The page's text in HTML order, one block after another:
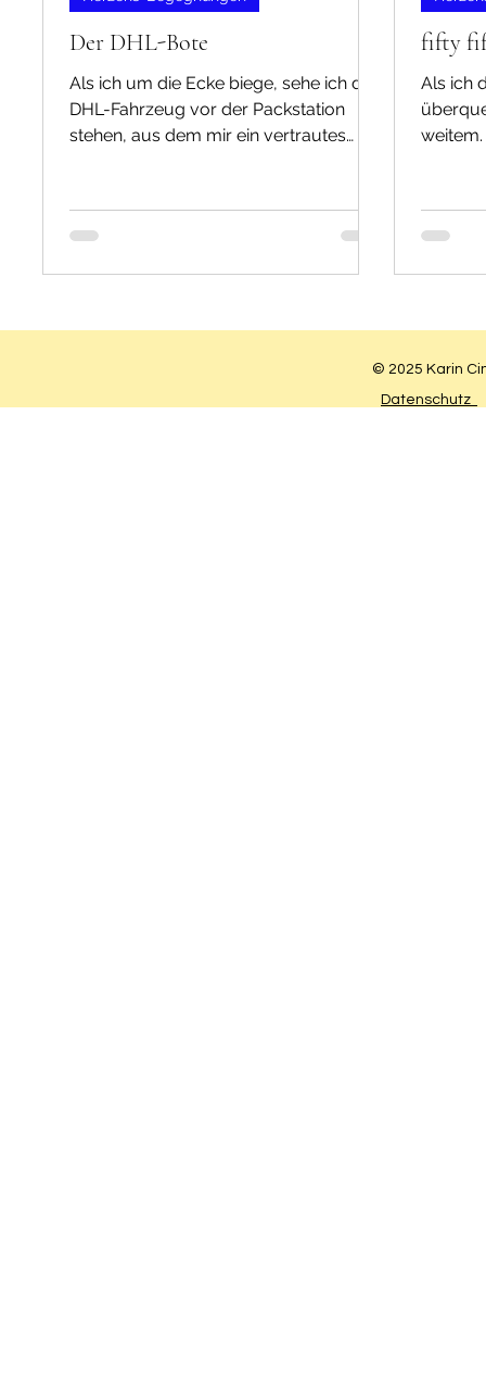
Der DHL-Bote
Als ich um die Ecke biege, sehe ich das
DHL-Fahrzeug vor der Packstation
stehen, aus dem mir ein vertrautes
fifty
Als ich
© 2025 Karin
Datenschutz